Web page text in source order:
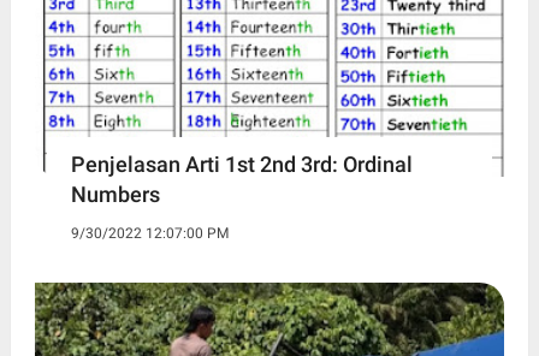
Penjelasan Arti 1st 2nd 3rd: Ordinal
Numbers
9/30/2022 12:07:00 PM